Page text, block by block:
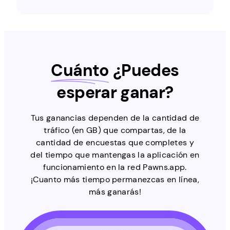
Cuánto ¿Puedes
esperar ganar?
Tus ganancias dependen de la cantidad de
tráfico (en GB) que compartas, de la
cantidad de encuestas que completes y
del tiempo que mantengas la aplicación en
funcionamiento en la red Pawns.app.
¡Cuanto más tiempo permanezcas en línea,
más ganarás!